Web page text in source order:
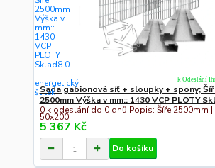
Sada gabionová síť + sloupky + spony;
2500mm Výška v mm:: 1430 VCP PLOTY
0 k odeslání do 0 dnů Popis: Šíře 2500mm
50x200
5 367 Kč
k Odeslání
Do košíku